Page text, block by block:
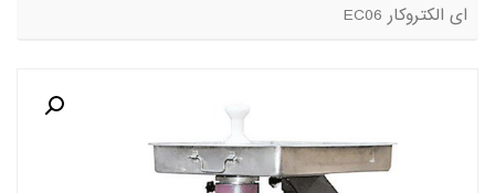
ای الکتروکار EC06